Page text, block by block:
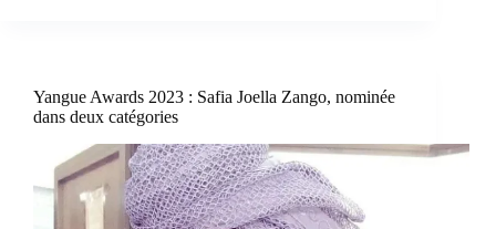
Yangue Awards 2023 : Safia Joella Zango, nominée
dans deux catégories